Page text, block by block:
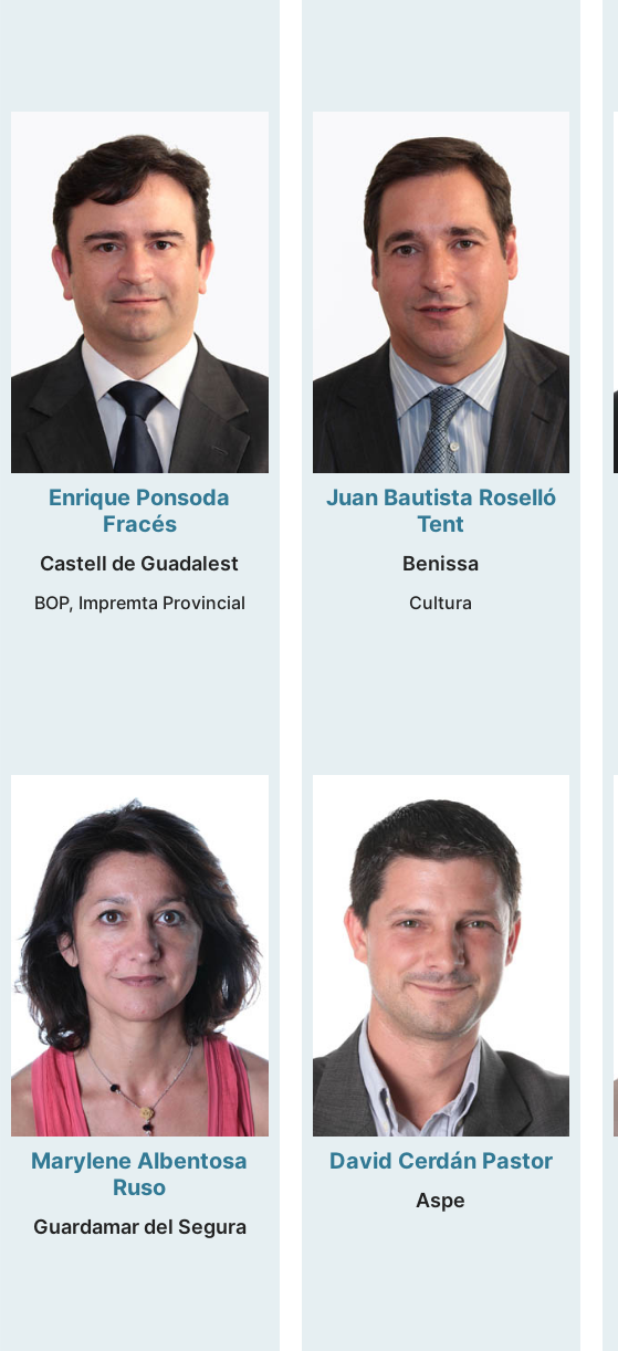
Enrique Ponsoda
Fracés
Castell de Guadalest
BOP, Impremta Provincial
Juan Bautista Roselló
Tent
Benissa
Cultura
Marylene Albentosa
Ruso
Guardamar del Segura
David Cerdán Pastor
Aspe